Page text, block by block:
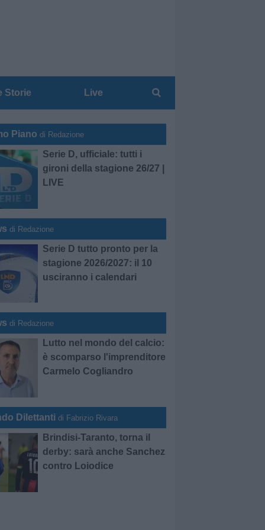
Storie Live
Piano di Redazione
Serie D, ufficiale: tutti i
gironi della stagione 26/27 |
LIVE
di Redazione
Serie D tutto pronto per la
stagione 2026/2027: il 10
usciranno i calendari
di Redazione
Lutto nel mondo del calcio:
è scomparso l'imprenditore
Carmelo Cogliandro
Dilettanti di Fabrizio Rivara
Brindisi-Taranto, torna il
derby: sarà anche Sanchez
contro Loiodice